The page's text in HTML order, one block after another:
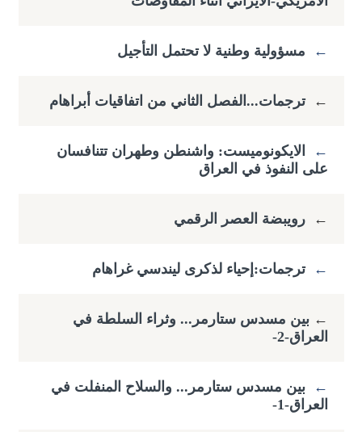
← مسؤولية وطنية لا تحتمل التأجيل
← ترجمات...الفصل الثاني من اتفاقيات أبراهام
←
الايكونوميست: واشنطن وطهران تتنافسان
على النفوذ في العراق
← رويبضة العصر الرقمي
← ترجمات:إحياء لذكرى ليندسي غراهام
←​بين مسدس ستارمر... وثراء السلطة في
العراق-2-
←
بين مسدس ستارمر... والسلاح المنفلت في
العراق-1-